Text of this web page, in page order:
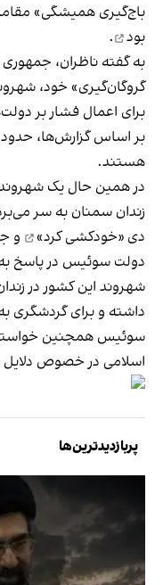
باج‌گیری همیشگی»
بود
.
به گفته ناظران،
گروگان‌گیری» خود،
برای اعمال فشار بر
هستند.
در همین حال یک
دی «خودکشی کرد»
و
دولت سوئیس در پاسخ به
شهروند این کشور در
داشته و برای گردشگری
سوئیس همچنین
اسلامی در خصوص دلایل
پربازدیدترین‌ها